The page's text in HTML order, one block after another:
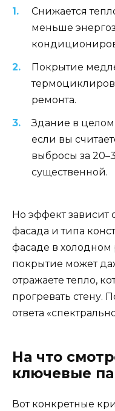
Снижается
меньше
Покрытие
ремонта.
Здание в
если вы
выбросы за
существенной.
Но эффект зависит
фасада и типа
фасаде в холодном
покрытие может
отражаете тепло,
прогревать стену.
ответа
На что
ключевые
Вот конкретные